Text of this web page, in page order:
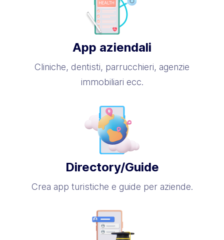
App aziendali
Cliniche, dentisti, parrucchieri, agenzie
immobiliari ecc.
Directory/Guide
Crea app turistiche e guide per aziende.